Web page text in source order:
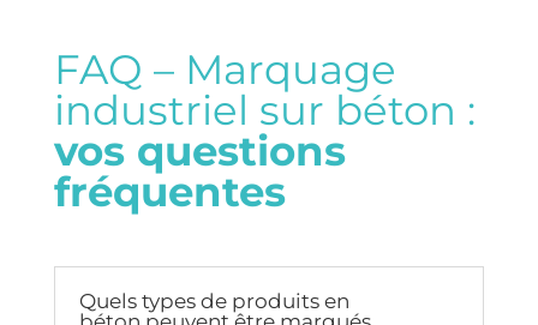
FAQ – Marquage
industriel sur béton :
vos questions
fréquentes
Quels types de produits en